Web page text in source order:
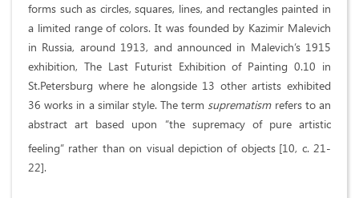
forms such as circles, squares, lines, and rectangles painted in
a limited range of colors. It was founded by Kazimir Malevich
in Russia, around 1913, and announced in Malevich’s 1915
exhibition, The Last Futurist Exhibition of Painting 0.10 in
St.Petersburg where he alongside 13 other artists exhibited
36 works in a similar style. The term suprematism refers to an
abstract art based upon “the supremacy of pure artistic
feeling” rather than on visual depiction of objects [10, c. 21-
22].